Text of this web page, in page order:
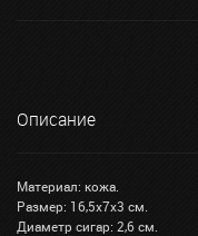
Описание
Материал: кожа.
Размер: 16,5х7х3 см.
Диаметр сигар: 2,6 см.